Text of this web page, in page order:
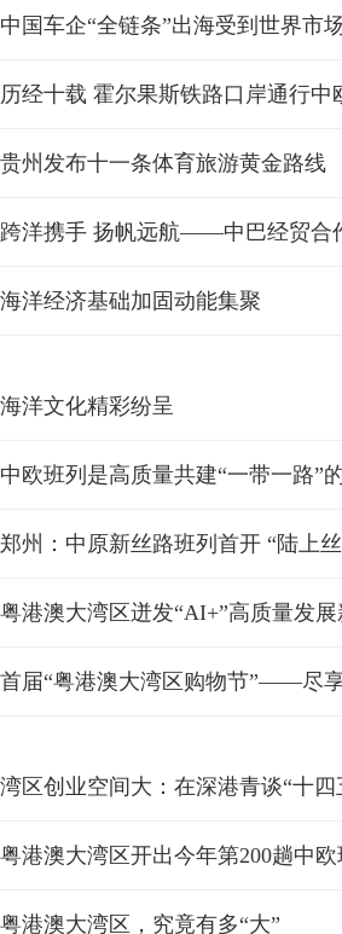
中国车企“全链条”出海受到世界市
历经十载 霍尔果斯铁路口岸通行中
贵州发布十一条体育旅游黄金路线
跨洋携手 扬帆远航——中巴经贸合
海洋经济基础加固动能集聚
海洋文化精彩纷呈
中欧班列是高质量共建“一带一路”
郑州：中原新丝路班列首开 “陆上
粤港澳大湾区迸发“AI+”高质量发
首届“粤港澳大湾区购物节”——尽
湾区创业空间大：在深港青谈“十四
粤港澳大湾区开出今年第200趟中欧
粤港澳大湾区，究竟有多“大”